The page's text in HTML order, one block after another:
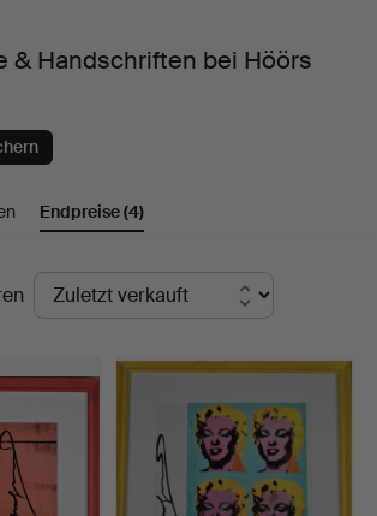
& Handschriften bei Höörs
Endpreise(4)